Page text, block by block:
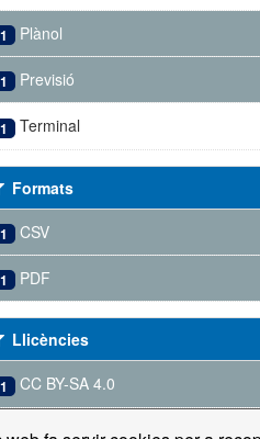
1 Plànol
1 Previsió
1 Terminal
Formats
1 CSV
1 PDF
Llicències
1 CC BY-SA 4.0